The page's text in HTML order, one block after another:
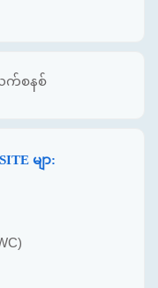
က်စနစ်
မျာ: